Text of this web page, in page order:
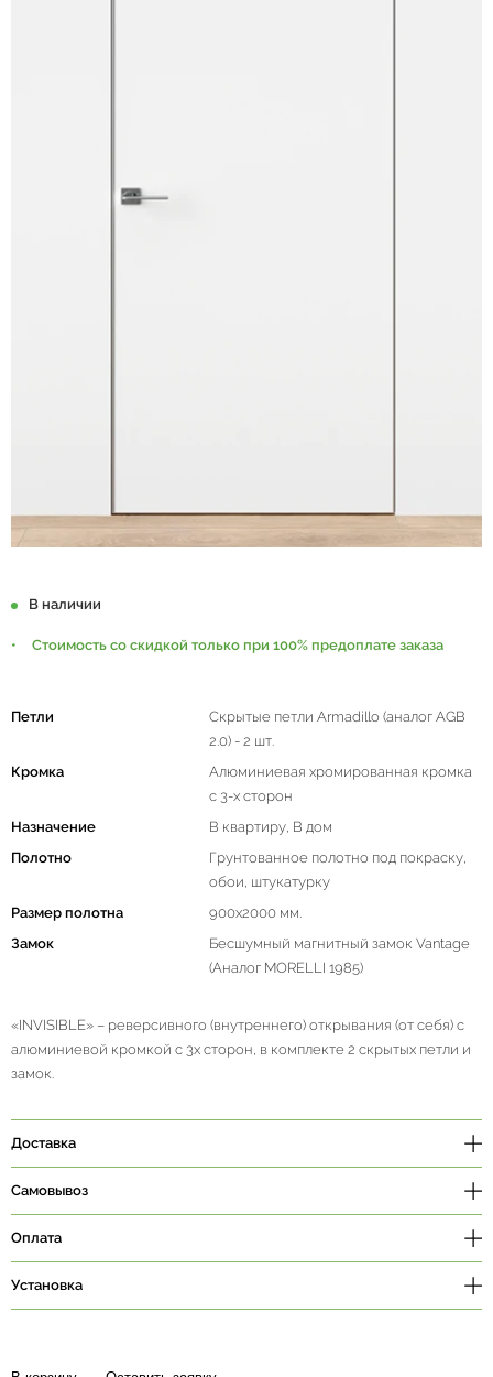
В наличии
Стоимость со скидкой только при 100% предоплате заказа
Петли
Скрытые петли Armadillo (аналог AGB
2.0) - 2 шт.
Кромка
Алюминиевая хромированная кромка
с 3-х сторон
Назначение
В квартиру, В дом
Полотно
Грунтованное полотно под покраску,
обои, штукатурку
Размер полотна
900х2000 мм.
Замок
Бесшумный магнитный замок Vantage
(Аналог MORELLI 1985)
«INVISIBLE» – реверсивного (внутреннего) открывания (от себя) с
алюминиевой кромкой с 3х сторон, в комплекте 2 скрытых петли и
замок.
Доставка
Самовывоз
Оплата
Установка